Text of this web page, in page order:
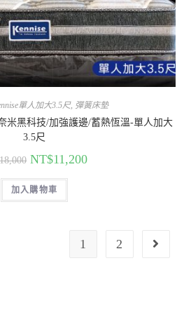
單人加大3.5尺, 彈簧床墊
米黑科技/加強護邊/蓄熱恆溫-單人加大
3.5尺
18,000 NT$11,200
加入購物車
1 2